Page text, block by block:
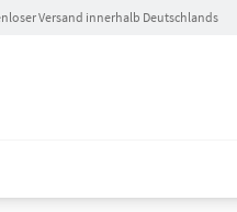
Versand innerhalb Deutschlands